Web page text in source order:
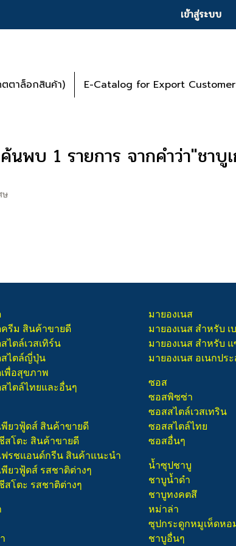
เข้าสู่ระบบ
ตาล็อกสินค้า) E-Catalog for Export Customer
ค้นพบ 1 รายการ จากคำว่า"ชาบู
ษ
รีม สินค้าขายดี
ไตล์เวสเทิร์น
ไตล์ญี่ปุ่น
พื่อสุขภาพ
ไตล์ไทยและอื่นๆ
พียวฟู้ดส์ สินค้าขายดี
สโตะ สินค้าขายดี
ฟรชแอนด์กรีน สินค้าแนะนำ
พียวฟู้ดส์ รสชาติต่างๆ
สโตะ รสชาติต่างๆ
มายองเนส
มายองเนส สำหรับ เ
มายองเนส สำหรับ
มายองเนส อเนกปร
ซอส
ซอสพิซซ่า
ซอสสไตล์เวสเทริน
ซอสสไตล์ไทย
ซอสอื่นๆ
น้ำซุปชาบู
ชาบูน้ำดำ
ชาบูทงคตสึ
หม่าล่า
ซุปกระดูกหมูเห็ดหอ
ชาบูอื่นๆ